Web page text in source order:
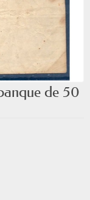
de 50